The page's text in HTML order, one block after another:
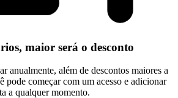
maior será o desconto
anualmente, além de descontos maiores a
pode começar com um acesso e adicionar
a qualquer momento.